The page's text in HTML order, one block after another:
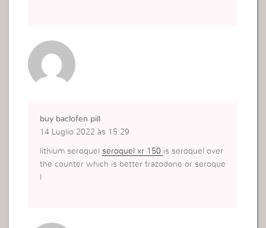
buy baclofen pill
14 Luglio 2022 às 15:29
lithium seroquel seroquel xr 150 is seroquel over
the counter which is better trazodone or seroque
l